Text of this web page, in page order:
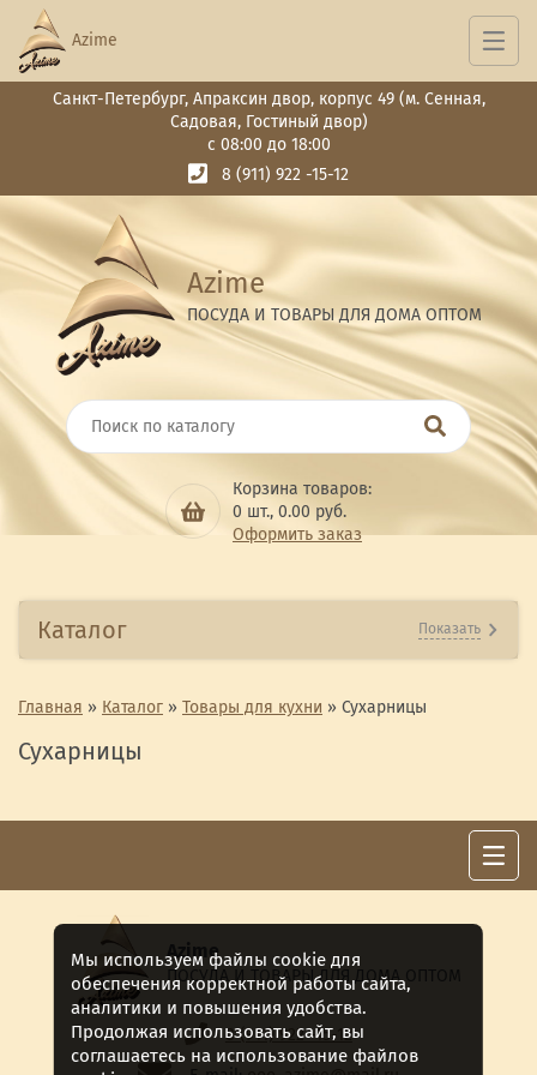
Санкт-Петербург, Апраксин двор, корпус 49 (м. Сенная,
Садовая, Гостиный двор)
с 08:00 до 18:00
8 (911) 922 -15-12
Azime
ПОСУДА И ТОВАРЫ ДЛЯ ДОМА ОПТОМ
Корзина товаров:
0 шт., 0.00 руб.
Оформить заказ
Azime
Каталог Показать
Главная » Каталог » Товары для кухни » Сухарницы
Сухарницы
Azime
ПОСУДА И ТОВАРЫ ДЛЯ ДОМА ОПТОМ
8 (911) 922 -15-12
Мы используем файлы cookie для
обеспечения корректной работы сайта,
аналитики и повышения удобства.
Продолжая использовать сайт, вы
соглашаетесь на использование файлов